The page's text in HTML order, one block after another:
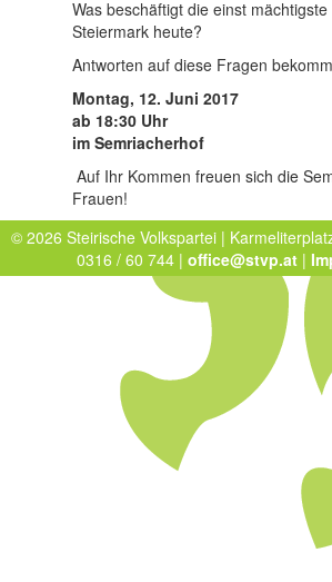
Was beschäftigt die einst
Steiermark heute?
Antworten auf diese Fragen
Montag, 12. Juni 2017
ab 18:30 Uhr
im Semriacherhof
Auf Ihr Kommen freuen sich die
Frauen!
© 2026 Steirische Volkspartei |
0316 / 60 744 | office@stvp.at |